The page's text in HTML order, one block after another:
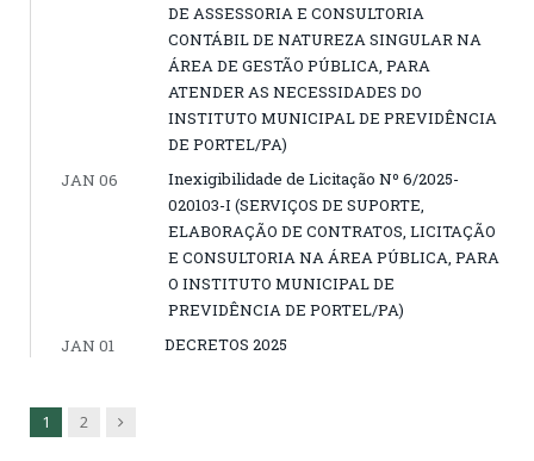
DE ASSESSORIA E CONSULTORIA
CONTÁBIL DE NATUREZA SINGULAR NA
ÁREA DE GESTÃO PÚBLICA, PARA
ATENDER AS NECESSIDADES DO
INSTITUTO MUNICIPAL DE PREVIDÊNCIA
DE PORTEL/PA)
JAN 06
Inexigibilidade de Licitação Nº 6/2025-
020103-I (SERVIÇOS DE SUPORTE,
ELABORAÇÃO DE CONTRATOS, LICITAÇÃO
E CONSULTORIA NA ÁREA PÚBLICA, PARA
O INSTITUTO MUNICIPAL DE
PREVIDÊNCIA DE PORTEL/PA)
JAN 01
DECRETOS 2025
1 2 Next